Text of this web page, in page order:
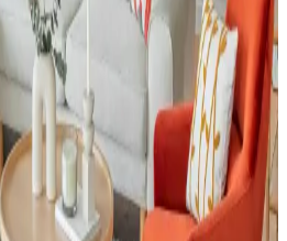
yüksek fiyatları, ABD'de yerel
temin edilen uyumlu parçalarla
oluşturulmasına yol açıyor. Üretim
değerlendiriliyor.
Renk Uyumu ve
Estetiği
ve mobilya düzeniyle uyum
çıkar. Renk bütünlüğü ve mobilya